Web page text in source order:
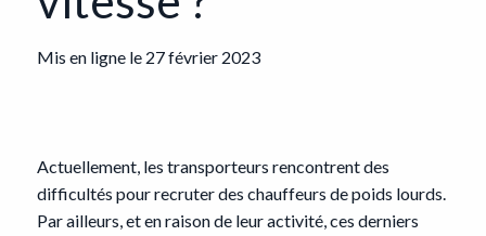
Mis en ligne le 27 février 2023
Actuellement, les transporteurs rencontrent des
difficultés pour recruter des chauffeurs de poids lourds.
Par ailleurs, et en raison de leur activité, ces derniers